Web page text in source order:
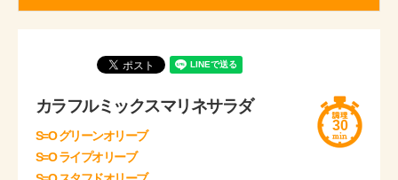
カラフルミックスマリネサラダ
S=O グリーンオリーブ
S=O ライプオリーブ
30